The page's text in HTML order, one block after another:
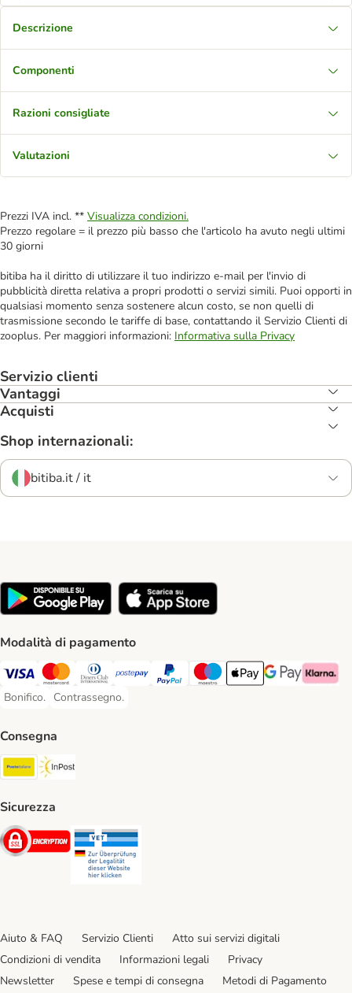
Descrizione
Componenti
Razioni consigliate
Valutazioni
Prezzi IVA incl. ** Visualizza condizioni.
Prezzo regolare = il prezzo più basso che l'articolo ha avuto negli ultimi
30 giorni
bitiba ha il diritto di utilizzare il tuo indirizzo e-mail per l'invio di
pubblicità diretta relativa a propri prodotti o servizi simili. Puoi opporti in
qualsiasi momento senza sostenere alcun costo, se non quelli di
trasmissione secondo le tariffe di base, contattando il Servizio Clienti di
zooplus. Per maggiori informazioni: Informativa sulla Privacy
Servizio clienti
Vantaggi
Acquisti
Shop internazionali:
bitiba.it / it
Modalità di pagamento
Visa. Payment Method
Mastercard. Payment Method
Diners Club. Payment Method
Postepay. Payment Method
PayPal. Payment Method
Maestro. Payment Method
Apple pay. Payment
Google Pay
Klarna
Bonifico.
Bonifico. Payment Method
Contrassegno.
Contrassegno. Payment Method
Consegna
Poste Italiane. Shipping Method
Sicurezza
Security
Aiuto & FAQ Servizio Clienti
Atto sui servizi digitali
Condizioni di vendita
Informazioni legali
Privacy
Newsletter
Spese e tempi di consegna Metodi di Pagamento